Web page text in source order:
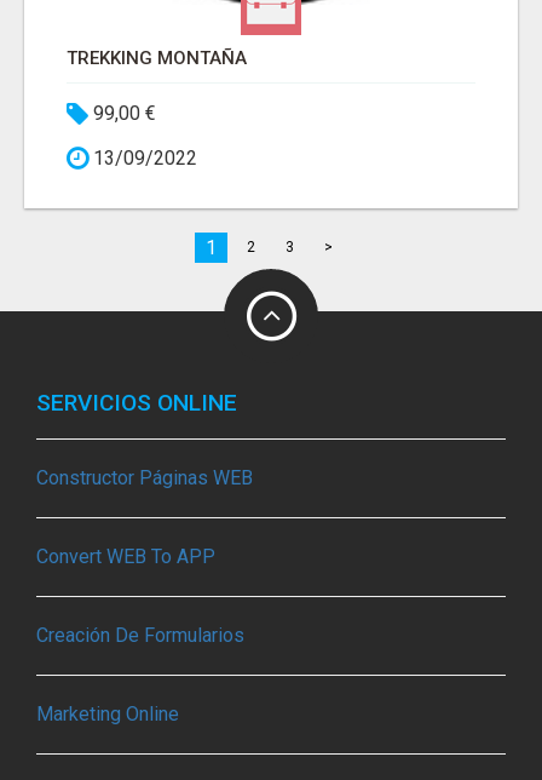
TREKKING MONTAÑA
99,00 €
13/09/2022
1 2 3 >
SERVICIOS ONLINE
Constructor Páginas WEB
Convert WEB To APP
Creación De Formularios
Marketing Online